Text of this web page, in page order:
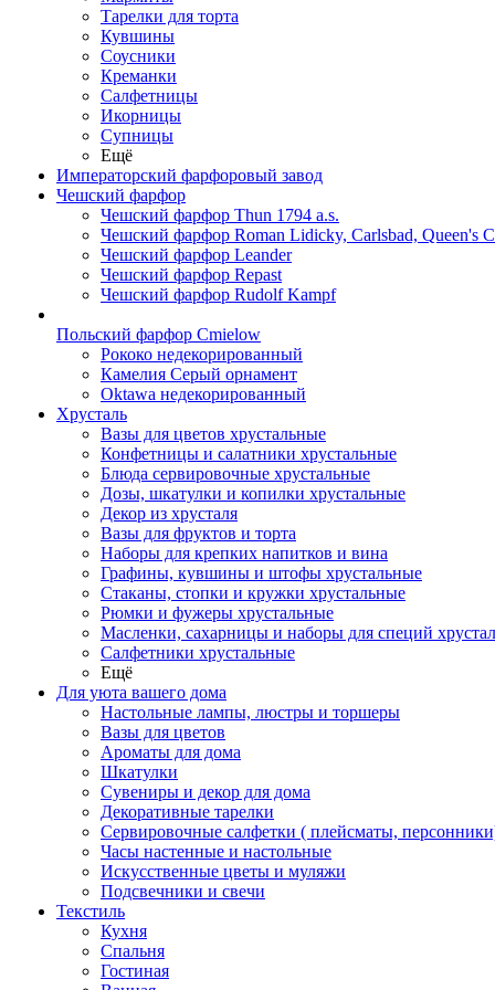
Тарелки для торта
Кувшины
Соусники
Креманки
Салфетницы
Икорницы
Супницы
Ещё
Императорский фарфоровый завод
Чешский фарфор
Чешский фарфор Thun 1794 a.s.
Чешский фарфор Roman Lidicky, Carlsbad, Queen's
Чешский фарфор Leander
Чешский фарфор Repast
Чешский фарфор Rudolf Kampf
Польский фарфор Сmielow
Рококо недекорированный
Камелия Серый орнамент
Oktawa недекорированный
Хрусталь
Вазы для цветов хрустальные
Конфетницы и салатники хрустальные
Блюда сервировочные хрустальные
Дозы, шкатулки и копилки хрустальные
Декор из хрусталя
Вазы для фруктов и торта
Наборы для крепких напитков и вина
Графины, кувшины и штофы хрустальные
Стаканы, стопки и кружки хрустальные
Рюмки и фужеры хрустальные
Масленки, сахарницы и наборы для специй
Салфетники хрустальные
Ещё
Для уюта вашего дома
Настольные лампы, люстры и торшеры
Вазы для цветов
Ароматы для дома
Шкатулки
Сувениры и декор для дома
Декоративные тарелки
Сервировочные салфетки ( плейсматы,
Часы настенные и настольные
Искусственные цветы и муляжи
Подсвечники и свечи
Текстиль
Кухня
Спальня
Гостиная